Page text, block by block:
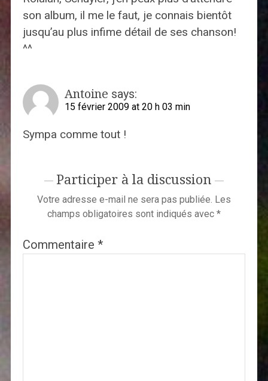
son album, il me le faut, je connais bientôt
jusqu’au plus infime détail de ses chanson!
^^
Antoine says:
15 février 2009 at 20 h 03 min
Sympa comme tout !
Participer à la discussion
Votre adresse e-mail ne sera pas publiée. Les
champs obligatoires sont indiqués avec *
Commentaire *